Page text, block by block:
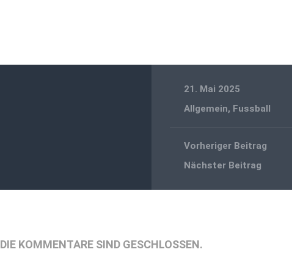
21. Mai 2025
Allgemein, Fussball
Vorheriger Beitrag
Nächster Beitrag
DIE KOMMENTARE SIND GESCHLOSSEN.